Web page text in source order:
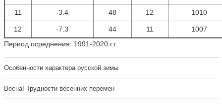
11 -3.4 48 12 1010
12 -7.3 44 11
1007
Период осреднения: 1991-2020 г.г.
Особенности характера русской зимы
Весна! Трудности весенних перемен